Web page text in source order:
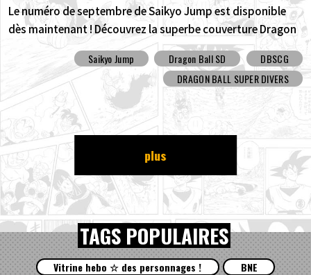
Le numéro de septembre de Saikyo Jump est disponible
dès maintenant ! Découvrez la superbe couverture Dragon
Ball SD et tous les bonus !
Saikyo Jump Dragon Ball SD
DBSCG
DRAGON BALL SUPER DIVERS
plus
TAGS POPULAIRES
Vitrine hebo ☆ des personnages !
BNE